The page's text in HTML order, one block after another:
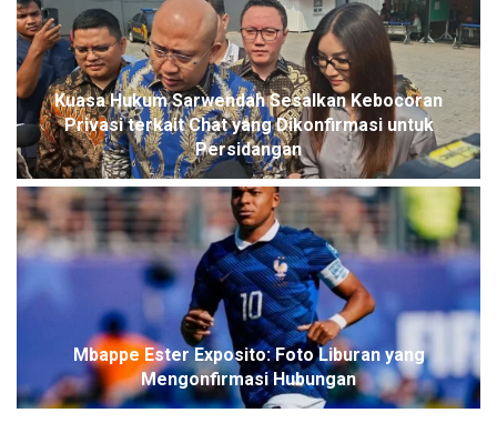
Kuasa Hukum Sarwendah Sesalkan Kebocoran
Privasi terkait Chat yang Dikonfirmasi untuk
Persidangan
Mbappe Ester Exposito: Foto Liburan yang
Mengonfirmasi Hubungan